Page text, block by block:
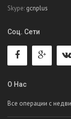
Skype: gcnplus
Соц. Сети
О Нас
Все операции с